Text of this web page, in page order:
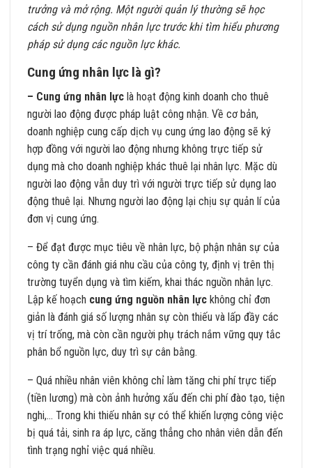
trưởng và mở rộng. Một người quản lý thường sẽ học
cách sử dụng nguồn nhân lực trước khi tìm hiểu phương
pháp sử dụng các nguồn lực khác.
Cung ứng nhân lực là gì?
– Cung ứng nhân lực là hoạt động kinh doanh cho thuê
người lao động được pháp luật công nhận. Về cơ bản,
doanh nghiệp cung cấp dịch vụ cung ứng lao động sẽ ký
hợp đồng với người lao động nhưng không trực tiếp sử
dụng mà cho doanh nghiệp khác thuê lại nhân lực. Mặc dù
người lao động vẫn duy trì với người trực tiếp sử dụng lao
động thuê lại. Nhưng người lao động lại chịu sự quản lí của
đơn vị cung ứng.
– Để đạt được mục tiêu về nhân lực, bộ phận nhân sự của
công ty cần đánh giá nhu cầu của công ty, định vị trên thị
trường tuyển dụng và tìm kiếm, khai thác nguồn nhân lực.
Lập kế hoạch cung ứng nguồn nhân lực không chỉ đơn
giản là đánh giá số lượng nhân sự còn thiếu và lấp đầy các
vị trí trống, mà còn cần người phụ trách nắm vững quy tắc
phân bổ nguồn lực, duy trì sự cân bằng.
– Quá nhiều nhân viên không chỉ làm tăng chi phí trực tiếp
(tiền lương) mà còn ảnh hưởng xấu đến chi phí đào tạo, tiện
nghi,… Trong khi thiếu nhân sự có thể khiến lượng công việc
bị quá tải, sinh ra áp lực, căng thẳng cho nhân viên dẫn đến
tình trạng nghỉ việc quá nhiều.